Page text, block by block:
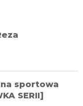
sportowa
SERII]